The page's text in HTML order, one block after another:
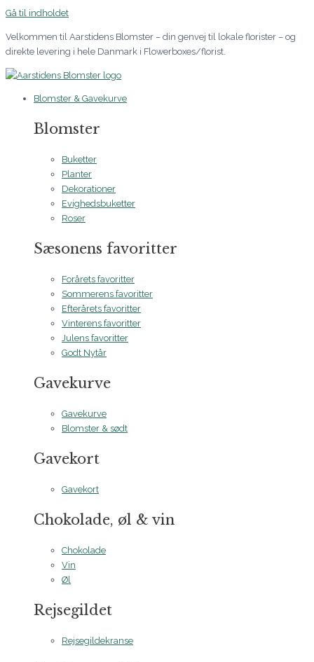
Gå til indholdet
Velkommen til Aarstidens Blomster – din genvej til lokale florister – og
direkte levering i hele Danmark i Flowerboxes/florist.
Blomster & Gavekurve
Blomster
Buketter
Planter
Dekorationer
Evighedsbuketter
Roser
Sæsonens favoritter
Forårets favoritter
Sommerens favoritter
Efterårets favoritter
Vinterens favoritter
Julens favoritter
Godt Nytår
Gavekurve
Gavekurve
Blomster & sødt
Gavekort
Gavekort
Chokolade, øl & vin
Chokolade
Vin
Øl
Rejsegildet
Rejsegildekranse